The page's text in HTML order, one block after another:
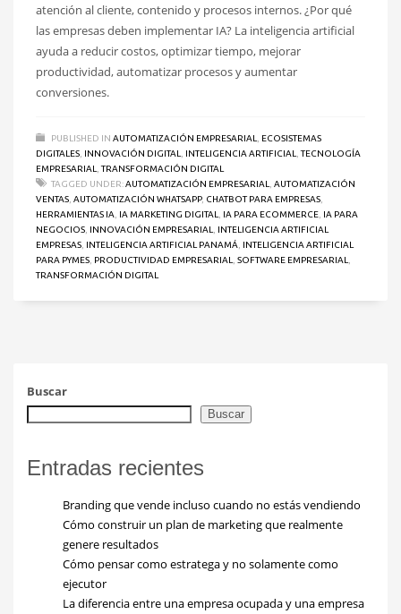
atención al cliente, contenido y procesos internos. ¿Por qué
las empresas deben implementar IA? La inteligencia artificial
ayuda a reducir costos, optimizar tiempo, mejorar
productividad, automatizar procesos y aumentar
conversiones.
PUBLISHED IN AUTOMATIZACIÓN EMPRESARIAL, ECOSISTEMAS
DIGITALES, INNOVACIÓN DIGITAL, INTELIGENCIA ARTIFICIAL,TECNOLOGÍA
EMPRESARIAL,TRANSFORMACIÓN DIGITAL
TAGGED UNDER:AUTOMATIZACIÓN EMPRESARIAL, AUTOMATIZACIÓN
VENTAS, AUTOMATIZACIÓN WHATSAPP, CHATBOT PARA EMPRESAS,
HERRAMIENTAS IA, IA MARKETING DIGITAL, IA PARA ECOMMERCE, IA PARA
NEGOCIOS, INNOVACIÓN EMPRESARIAL,
INTELIGENCIA ARTIFICIAL
EMPRESAS, INTELIGENCIA ARTIFICIAL PANAMÁ,
INTELIGENCIA ARTIFICIAL
PARA PYMES, PRODUCTIVIDAD EMPRESARIAL, SOFTWARE EMPRESARIAL,
TRANSFORMACIÓN DIGITAL
Buscar
Buscar
Entradas recientes
Branding que vende incluso cuando no estás vendiendo
Cómo construir un plan de marketing que realmente
genere resultados
Cómo pensar como estratega y no solamente como
ejecutor
La diferencia entre una empresa ocupada y una empresa